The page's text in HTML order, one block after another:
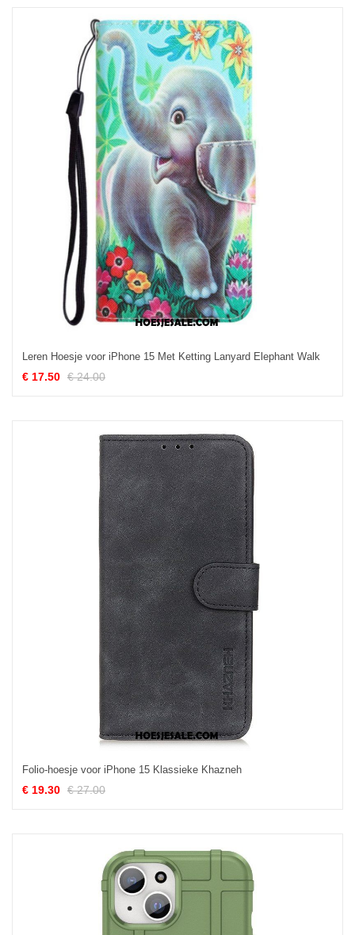
Leren Hoesje voor iPhone 15 Met Ketting Lanyard Elephant Walk
€ 17.50 € 24.00
Folio-hoesje voor iPhone 15 Klassieke Khazneh
€ 19.30 € 27.00